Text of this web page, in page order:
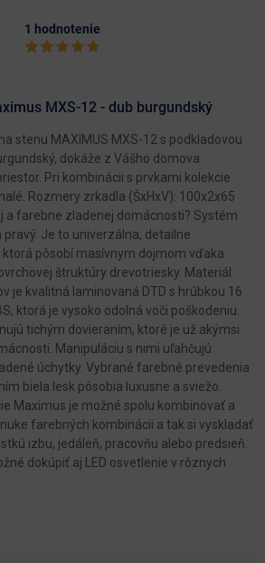
1 hodnotenie
MXS-12 - dub burgundský
stenu MAXIMUS MXS-12 s podkladovou
dokáže z Vášho domova
Pri kombinácii s prvkami kolekcie
Rozmery zrkadla (ŠxHxV): 100x2x65
a farebne zladenej domácnosti? Systém
pravý. Je to univerzálna, detailne
pôsobí masívnym dojmom vďaka
štruktúry drevotriesky. Materiál
je kvalitná laminovaná DTD s hrúbkou 16
ktorá je vysoko odolná voči poškodeniu.
tichým dovieraním, ktoré je už akýmsi
Manipuláciu s nimi uľahčujú
úchytky. Vybrané farebné prevedenia
biela lesk pôsobia luxusne a sviežo.
Maximus je možné spolu kombinovať a
farebných kombinácii a tak si vyskladať
izbu, jedáleň, pracovňu alebo predsieň.
dokúpiť aj LED osvetlenie v rôznych